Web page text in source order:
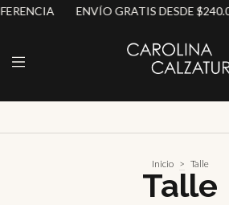
ENVÍO GRATIS DESDE
Inicio > Talle
Talle